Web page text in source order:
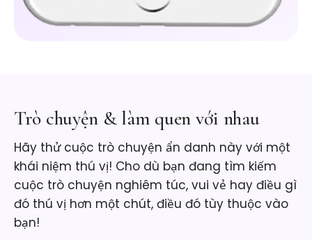
Trò chuyện & làm quen với nhau
Hãy thử cuộc trò chuyện ẩn danh này với một
khái niệm thú vị! Cho dù bạn đang tìm kiếm
cuộc trò chuyện nghiêm túc, vui vẻ hay điều gì
đó thú vị hơn một chút, điều đó tùy thuộc vào
bạn!